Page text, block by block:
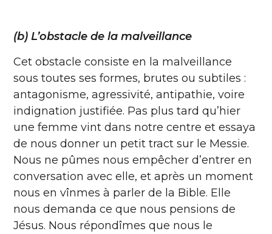
(b) L’obstacle de la malveillance
Cet obstacle consiste en la malveillance
sous toutes ses formes, brutes ou subtiles :
antagonisme, agressivité, antipathie, voire
indignation justifiée. Pas plus tard qu’hier
une femme vint dans notre centre et essaya
de nous donner un petit tract sur le Messie.
Nous ne pûmes nous empêcher d’entrer en
conversation avec elle, et après un moment
nous en vînmes à parler de la Bible. Elle
nous demanda ce que nous pensions de
Jésus. Nous répondîmes que nous le